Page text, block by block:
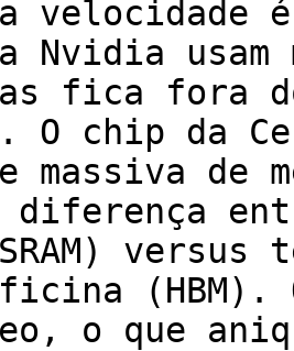
velocidade
Nvidia
fica fora
chip da
massiva de
(HBM).
o que